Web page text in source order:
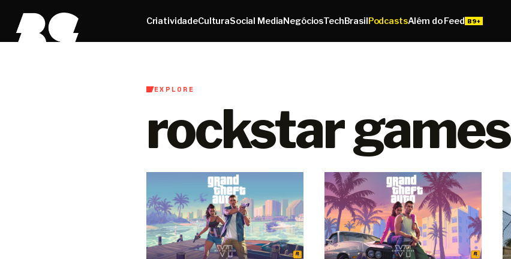
CriatividadeCulturaSocial MediaNegóciosTechBrasilPodcastsAlém do Feed
EXPLORE
rockstar games